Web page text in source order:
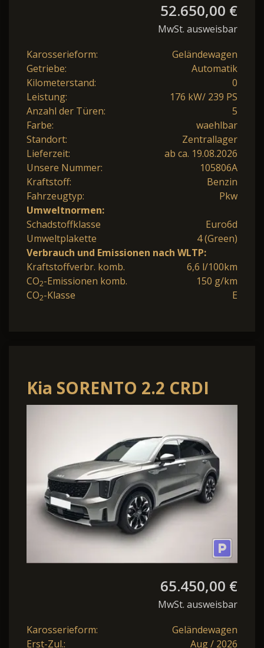
52.650,00 €
MwSt. ausweisbar
Karosserieform:
Geländewagen
Getriebe:
Automatik
Kilometerstand:
0
Leistung:
176 kW/ 239 PS
Anzahl der Türen:
5
Farbe:
waehlbar
Standort:
Zentrallager
Lieferzeit:
ab ca. 19.08.2026
Unsere Nummer:
105806A
Kraftstoff:
Benzin
Fahrzeugtyp:
Pkw
Umweltnormen:
Schadstoffklasse
Euro6d
Umweltplakette
4 (Green)
Verbrauch und Emissionen nach WLTP:
Kraftstoffverbr. komb.
6,6 l/100km
CO2-Emissionen komb.
150 g/km
CO2-Klasse E
Kia SORENTO 2.2 CRDI
AWD DCT8 PLATINUM
MJ26 LEDER NA
65.450,00 €
MwSt. ausweisbar
Karosserieform:
Geländewagen
Erst-Zul.:
Aug / 2026